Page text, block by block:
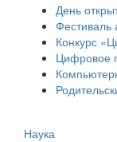
День
Фестиваль
Конкурс
Цифровое
Наука